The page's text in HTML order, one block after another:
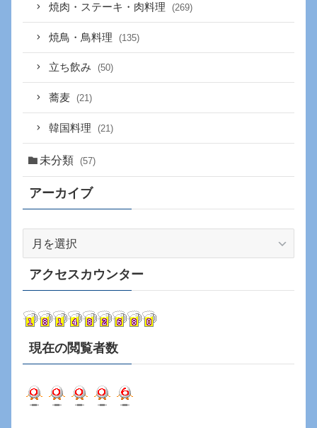
焼肉・ステーキ・肉料理 (269)
焼鳥・鳥料理 (135)
立ち飲み (50)
蕎麦 (21)
韓国料理 (21)
未分類 (57)
アーカイブ
カ
イ
アクセスカウンター
現在の閲覧者数